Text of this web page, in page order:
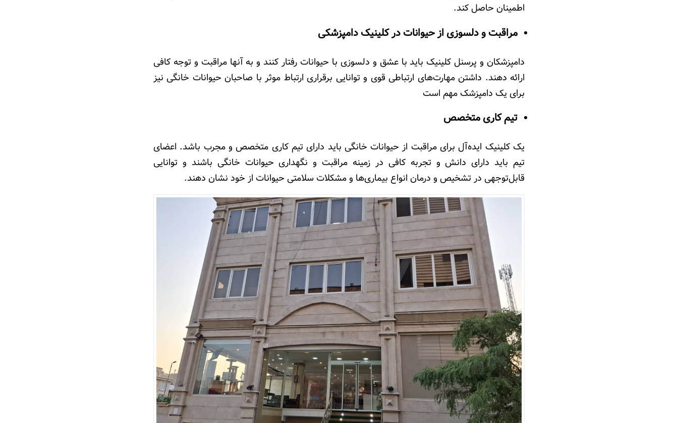
اطمینان حاصل کند.
مراقبت و دلسوزی از حیوانات در کلینیک دامپزشکی
دامپزشکان و پرسنل کلینیک باید با عشق و دلسوزی با حیوانات رفتار کنند و به آنها مراقبت و توجه کافی
ارائه دهند. داشتن مهارت‌های ارتباطی قوی و توانایی برقراری ارتباط موثر با صاحبان حیوانات خانگی نیز
برای یک دامپزشک مهم است
تیم کاری متخصص
یک کلینیک ایده‌آل برای مراقبت از حیوانات خانگی باید دارای تیم کاری متخصص و مجرب باشد. اعضای
تیم باید دارای دانش و تجربه کافی در زمینه مراقبت و نگهداری حیوانات خانگی باشند و توانایی
قابل‌توجهی در تشخیص و درمان انواع بیماری‌ها و مشکلات سلامتی حیوانات از خود نشان دهند.